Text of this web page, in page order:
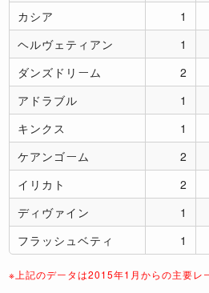
カシア
1
ヘルヴェティアン
1
ダンズドリーム
2
アドラブル
1
キンクス
1
ケアンゴーム
2
イリカト
2
ディヴァイン
1
フラッシュベティ
1
※上記のデータは2015年1月からの主要レ